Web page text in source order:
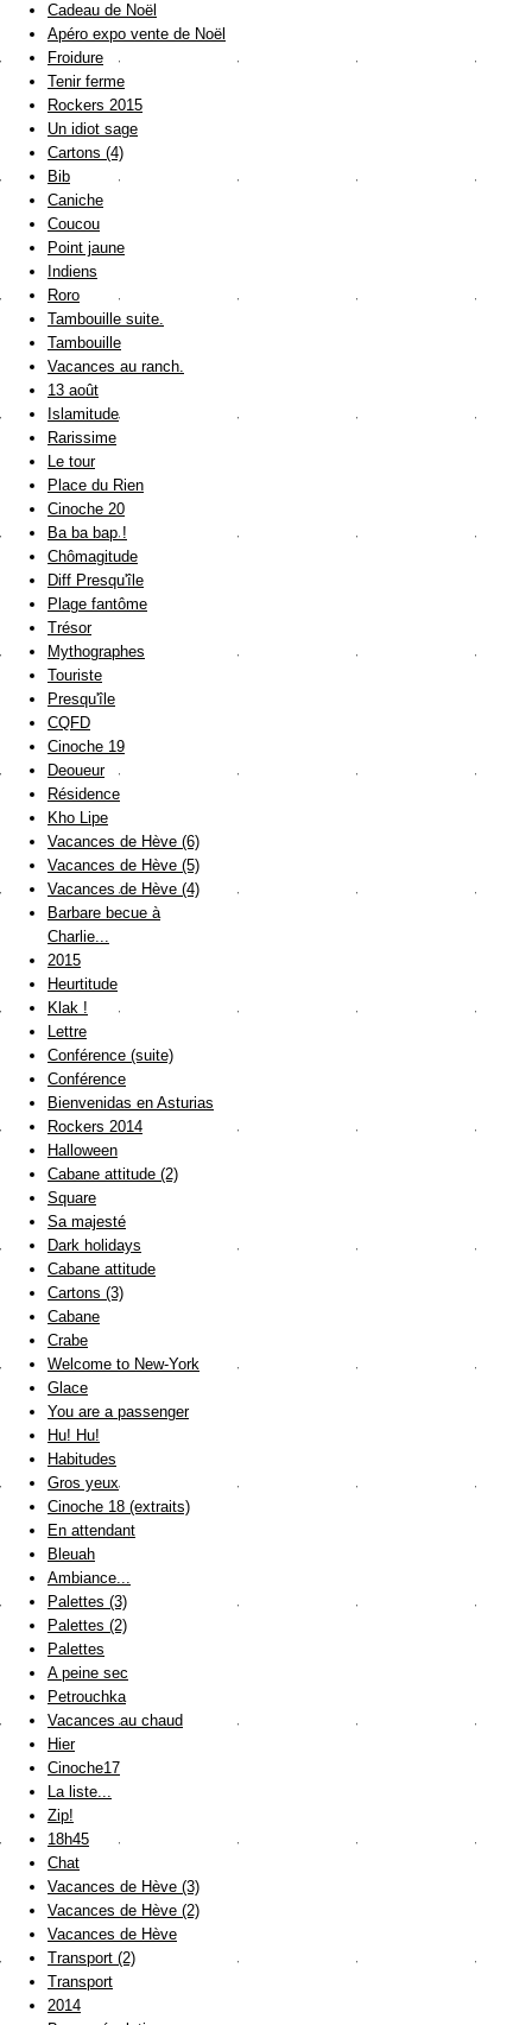
Cadeau de Noël
Apéro expo vente de Noël
Froidure
Tenir ferme
Rockers 2015
Un idiot sage
Cartons (4)
Bib
Caniche
Coucou
Point jaune
Indiens
Roro
Tambouille suite.
Tambouille
Vacances au ranch.
13 août
Islamitude
Rarissime
Le tour
Place du Rien
Cinoche 20
Ba ba bap !
Chômagitude
Diff Presqu'île
Plage fantôme
Trésor
Mythographes
Touriste
Presqu'île
CQFD
Cinoche 19
Deoueur
Résidence
Kho Lipe
Vacances de Hève (6)
Vacances de Hève (5)
Vacances de Hève (4)
Barbare becue à
Charlie...
2015
Heurtitude
Klak !
Lettre
Conférence (suite)
Conférence
Bienvenidas en Asturias
Rockers 2014
Halloween
Cabane attitude (2)
Square
Sa majesté
Dark holidays
Cabane attitude
Cartons (3)
Cabane
Crabe
Welcome to New-York
Glace
You are a passenger
Hu! Hu!
Habitudes
Gros yeux
Cinoche 18 (extraits)
En attendant
Bleuah
Ambiance...
Palettes (3)
Palettes (2)
Palettes
A peine sec
Petrouchka
Vacances au chaud
Hier
Cinoche17
La liste...
Zip!
18h45
Chat
Vacances de Hève (3)
Vacances de Hève (2)
Vacances de Hève
Transport (2)
Transport
2014